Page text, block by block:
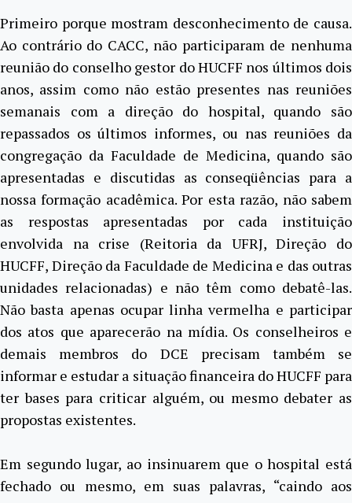
Primeiro porque mostram desconhecimento de causa.
Ao contrário do CACC, não participaram de nenhuma
reunião do conselho gestor do HUCFF nos últimos dois
anos, assim como não estão presentes nas reuniões
semanais com a direção do hospital, quando são
repassados os últimos informes, ou nas reuniões da
congregação da Faculdade de Medicina, quando são
apresentadas e discutidas as conseqüências para a
nossa formação acadêmica. Por esta razão, não sabem
as respostas apresentadas por cada instituição
envolvida na crise (Reitoria da UFRJ, Direção do
HUCFF, Direção da Faculdade de Medicina e das outras
unidades relacionadas) e não têm como debatê-las.
Não basta apenas ocupar linha vermelha e participar
dos atos que aparecerão na mídia. Os conselheiros e
demais membros do DCE precisam também se
informar e estudar a situação financeira do HUCFF para
ter bases para criticar alguém, ou mesmo debater as
propostas existentes.
Em segundo lugar, ao insinuarem que o hospital está
fechado ou mesmo, em suas palavras, “caindo aos